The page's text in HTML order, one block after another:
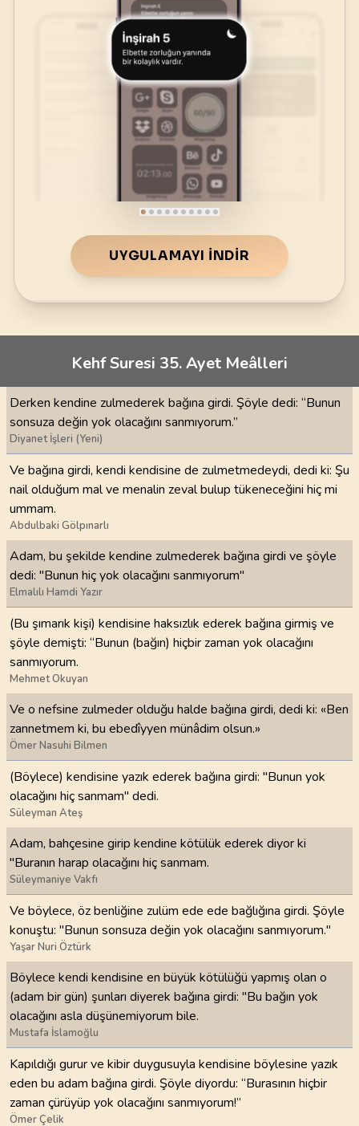
UYGULAMAYI İNDIR
Kehf Suresi 35. Ayet Meâlleri
Derken kendine zulmederek bağına girdi. Şöyle dedi: “Bunun
sonsuza değin yok olacağını sanmıyorum.”
Diyanet İşleri (Yeni)
Ve bağına girdi, kendi kendisine de zulmetmedeydi, dedi ki: Şu
nail olduğum mal ve menalin zeval bulup tükeneceğini hiç mi
ummam.
Abdulbaki Gölpınarlı
Adam, bu şekilde kendine zulmederek bağına girdi ve şöyle
dedi: "Bunun hiç yok olacağını sanmıyorum"
Elmalılı Hamdi Yazır
(Bu şımarık kişi) kendisine haksızlık ederek bağına girmiş ve
şöyle demişti: “Bunun (bağın) hiçbir zaman yok olacağını
sanmıyorum.
Mehmet Okuyan
Ve o nefsine zulmeder olduğu halde bağına girdi, dedi ki: «Ben
zannetmem ki, bu ebedîyyen münâdim olsun.»
Ömer Nasuhi Bilmen
(Böylece) kendisine yazık ederek bağına girdi: "Bunun yok
olacağını hiç sanmam" dedi.
Süleyman Ateş
Adam, bahçesine girip kendine kötülük ederek diyor ki
"Buranın harap olacağını hiç sanmam.
Süleymaniye Vakfı
Ve böylece, öz benliğine zulüm ede ede bağlığına girdi. Şöyle
konuştu: "Bunun sonsuza değin yok olacağını sanmıyorum."
Yaşar Nuri Öztürk
Böylece kendi kendisine en büyük kötülüğü yapmış olan o
(adam bir gün) şunları diyerek bağına girdi: "Bu bağın yok
olacağını asla düşünemiyorum bile.
Mustafa İslamoğlu
Kapıldığı gurur ve kibir duygusuyla kendisine böylesine yazık
eden bu adam bağına girdi. Şöyle diyordu: “Burasının hiçbir
zaman çürüyüp yok olacağını sanmıyorum!”
Ömer Çelik